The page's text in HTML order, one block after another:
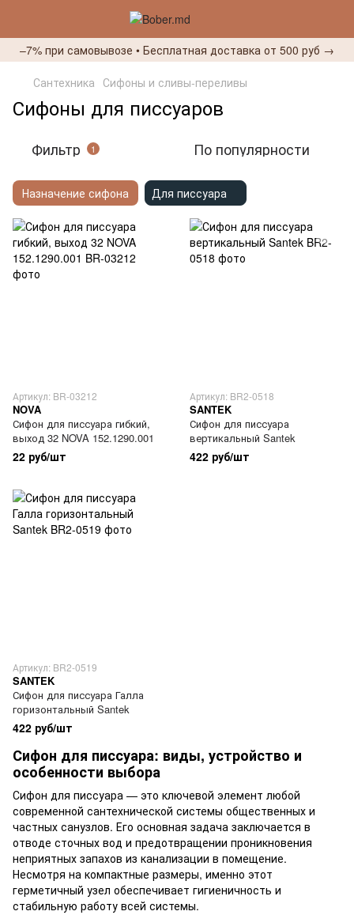
–7% при самовывозе • Бесплатная доставка от 500 руб →
Сантехника Сифоны и сливы-переливы
Сифоны для писсуаров
Фильтр 1 По популярности
Назначение сифона Для писсуара
Артикул: BR-03212
NOVA
Сифон для писсуара гибкий,
выход 32 NOVA 152.1290.001
22 руб/шт
Артикул: BR2-0518
SANTEK
Сифон для писсуара
вертикальный Santek
422 руб/шт
Артикул: BR2-0519
SANTEK
Сифон для писсуара Галла
горизонтальный Santek
422 руб/шт
Сифон для писсуара: виды, устройство и
особенности выбора
Сифон для писсуара — это ключевой элемент любой
современной сантехнической системы общественных и
частных санузлов. Его основная задача заключается в
отводе сточных вод и предотвращении проникновения
неприятных запахов из канализации в помещение.
Несмотря на компактные размеры, именно этот
герметичный узел обеспечивает гигиеничность и
стабильную работу всей системы.